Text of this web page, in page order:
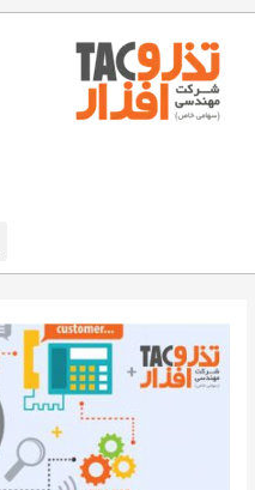
رفتن
راهکارهای تذروافزار در صنایع
خدمات و پشتیبانی
دعوت به همکاری